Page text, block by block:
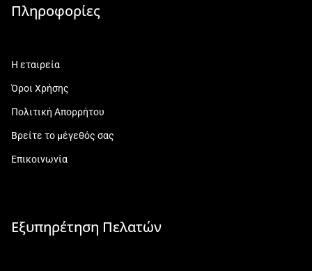
Πληροφορίες
Η εταιρεία
Όροι Χρήσης
Πολιτική Απορρήτου
Βρείτε το μέγεθός σας
Επικοινωνία
Εξυπηρέτηση Πελατών